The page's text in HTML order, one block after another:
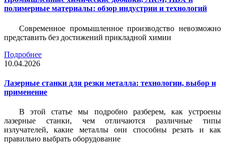
полимерные материалы: обзор индустрии и технологий
Современное промышленное производство невозможно
представить без достижений прикладной химии
Подробнее
10.04.2026
Лазерные станки для резки металла: технологии, выбор и
применение
В этой статье мы подробно разберем, как устроены
лазерные станки, чем отличаются различные типы
излучателей, какие металлы они способны резать и как
правильно выбрать оборудование